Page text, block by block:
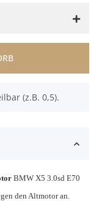
(z.B. 0,5).
BMW X5 3.0sd E70
den Altmotor an.